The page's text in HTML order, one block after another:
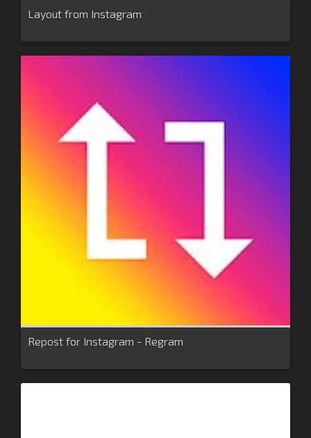
Layout from Instagram
Repost for Instagram - Regram